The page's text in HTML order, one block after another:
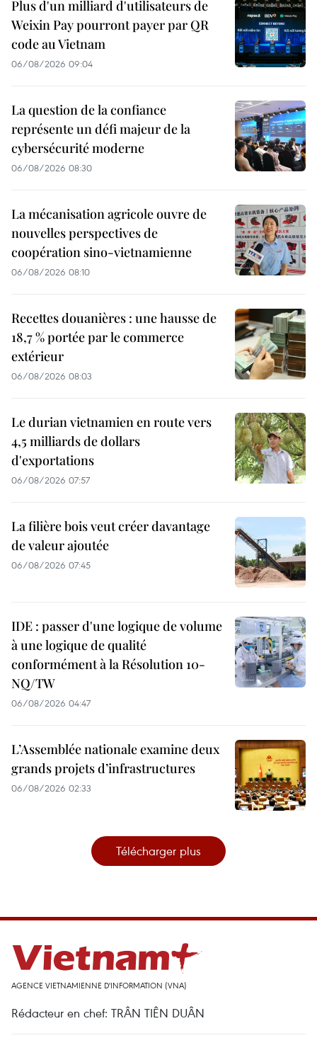
Plus d'un milliard d'utilisateurs de
Weixin Pay pourront payer par QR
code au Vietnam
06/08/2026 09:04
La question de la confiance
représente un défi majeur de la
cybersécurité moderne
06/08/2026 08:30
La mécanisation agricole ouvre de
nouvelles perspectives de
coopération sino-vietnamienne
06/08/2026 08:10
Recettes douanières : une hausse de
18,7 % portée par le commerce
extérieur
06/08/2026 08:03
Le durian vietnamien en route vers
4,5 milliards de dollars
d'exportations
06/08/2026 07:57
La filière bois veut créer davantage
de valeur ajoutée
06/08/2026 07:45
IDE : passer d'une logique de volume
à une logique de qualité
conformément à la Résolution 10-
NQ/TW
06/08/2026 04:47
L’Assemblée nationale examine deux
grands projets d’infrastructures
06/08/2026 02:33
Télécharger plus
AGENCE VIETNAMIENNE D'INFORMATION (VNA)
Rédacteur en chef: TRÂN TIÊN DUÂN